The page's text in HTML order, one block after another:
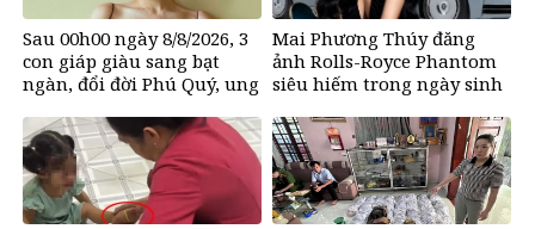
Sau 00h00 ngày 8/8/2026, 3
con giáp giàu sang bạt
ngàn, đổi đời Phú Quý, ung
càng hưng thịnh sung túc
Mai Phương Thúy đăng
ảnh Rolls-Royce Phantom
siêu hiếm trong ngày sinh
thế giới, giá gần 68 tỷ đồng